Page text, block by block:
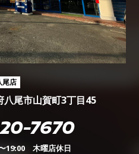
尾店
尾市山賀町3丁目45
7670
19:00 木曜店休日